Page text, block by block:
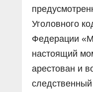
Уголовного
Федерации
настоящий
арестован и